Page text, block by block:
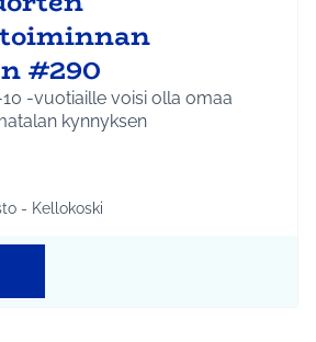
#290
-vuotiaille voisi olla omaa
kynnyksen
mukaan: Kehittämisverkosto -
- Kellokoski